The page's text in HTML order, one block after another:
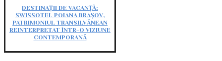
DESTINAȚII DE VACANȚĂ:
SWISSOTEL POIANA BRAȘOV,
PATRIMONIUL TRANSILVĂNEAN
REINTERPRETAT ÎNTR-O VIZIUNE
CONTEMPORANĂ